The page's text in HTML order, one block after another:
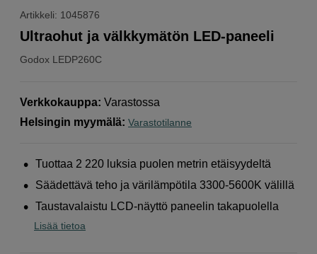
Artikkeli: 1045876
Godox LEDP260C
Ultraohut ja välkkymätön LED-paneeli
Verkkokauppa: Varastossa
Helsingin myymälä: Varastotilanne
Tuottaa 2 220 luksia puolen metrin etäisyydeltä
Säädettävä teho ja värilämpötila 3300-5600K välillä
Taustavalaistu LCD-näyttö paneelin takapuolella
Lisää tietoa